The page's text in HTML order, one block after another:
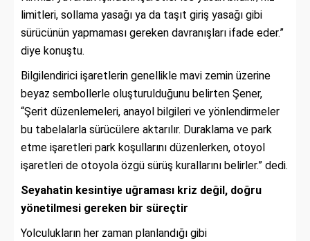
limitleri, sollama yasağı ya da taşıt giriş yasağı gibi
sürücünün yapmaması gereken davranışları ifade eder.”
diye konuştu.
Bilgilendirici işaretlerin genellikle mavi zemin üzerine
beyaz sembollerle oluşturulduğunu belirten Şener,
“Şerit düzenlemeleri, anayol bilgileri ve yönlendirmeler
bu tabelalarla sürücülere aktarılır. Duraklama ve park
etme işaretleri park koşullarını düzenlerken, otoyol
işaretleri de otoyola özgü sürüş kurallarını belirler.” dedi.
Seyahatin kesintiye uğraması kriz değil, doğru
yönetilmesi gereken bir süreçtir
Yolculukların her zaman planlandığı gibi